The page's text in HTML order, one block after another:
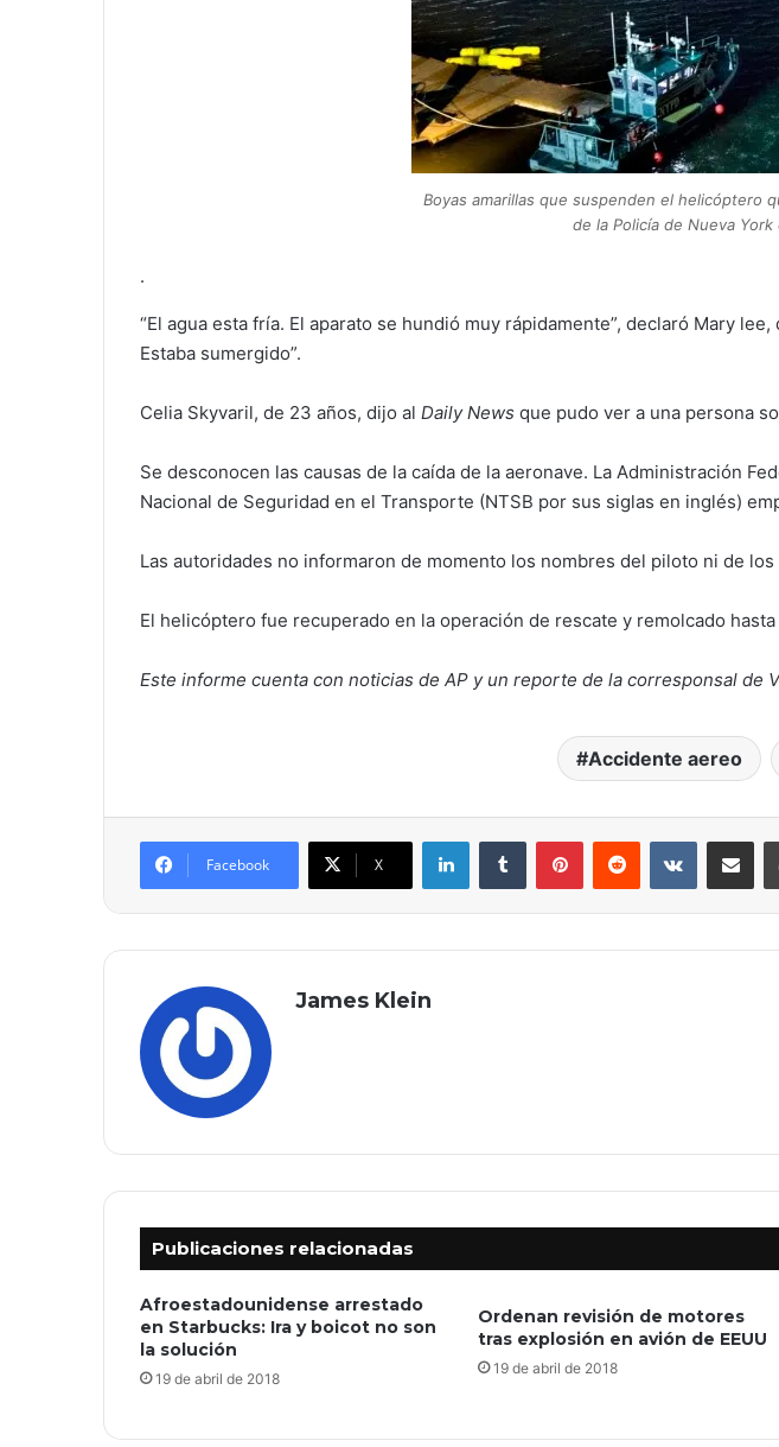
Boyas amarillas que suspenden el helicóptero
de la Policía de Nueva
.
“El agua esta fría. El aparato se hundió muy rápidamente”, declaró Mary lee,
Estaba sumergido”.
Celia Skyvaril, de 23 años, dijo al Daily News que pudo ver a una persona
Se desconocen las causas de la caída de la aeronave. La Administración
Nacional de Seguridad en el Transporte (NTSB por sus siglas en inglés)
Las autoridades no informaron de momento los nombres del piloto ni de los
El helicóptero fue recuperado en la operación de rescate y remolcado
Este informe cuenta con noticias de AP y un reporte de la corresponsal de
Accidente aereo
Facebook X
James Klein
Publicaciones relacionadas
Afroestadounidense arrestado
en Starbucks: Ira y boicot no son
la solución
19 de abril de 2018
Ordenan revisión de motores
tras explosión en avión de EEUU
19 de abril de 2018